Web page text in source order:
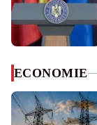
ECONOMIE